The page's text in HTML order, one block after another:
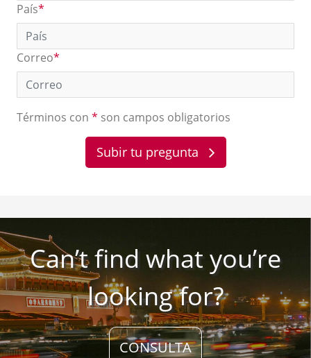
País*
Correo*
Términos con * son campos obligatorios
Can’t find what you’re
looking for?
CONSULTA